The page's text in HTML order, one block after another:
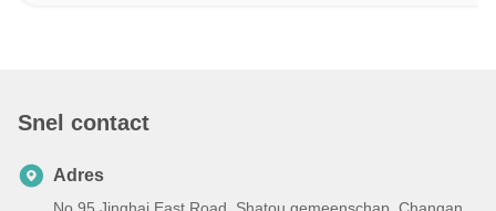
Snel contact
Adres